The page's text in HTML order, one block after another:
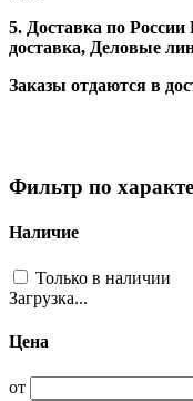
5. Доставка по
доставка, Деловые
Заказы отдаются в
Фильтр по
Наличие
Только в наличии
Загрузка...
Цена
от